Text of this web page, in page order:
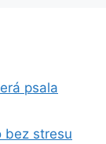
psala
bez stresu